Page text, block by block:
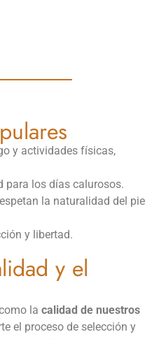
y actividades físicas,
para los días calurosos.
la naturalidad del pie
y libertad.
y el
la calidad de nuestros
el proceso de selección y